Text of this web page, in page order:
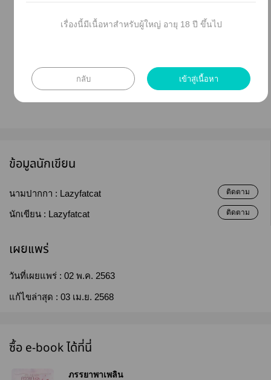
ข้อมูลนักเขียน
นามปากกา : Lazyfatcat ติดตาม
นักเขียน : Lazyfatcat ติดตาม
เผยแพร่
วันที่เผยแพร่ : 02 พ.ค. 2563
แก้ไขล่าสุด : 03 เม.ย. 2568
ซื้อ e-book ได้ที่นี่
ภรรยาพาเพลิน
เรื่องนี้มีเนื้อหาสำหรับผู้ใหญ่ อายุ 18 ปี ขึ้นไป
กลับ เข้าสู่เนื้อหา